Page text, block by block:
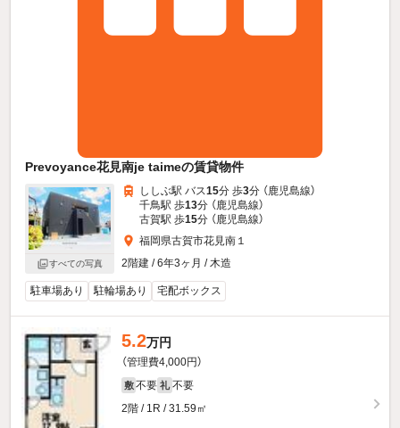
Prevoyance花見南je taimeの賃貸物件
すべての写真
ししぶ駅 バス15分 歩3分 （鹿児島線）
千鳥駅 歩13分 （鹿児島線）
古賀駅 歩15分 （鹿児島線）
福岡県古賀市花見南１
2階建 / 6年3ヶ月 / 木造
駐車場あり 駐輪場あり 宅配ボックス
5.2万円
（管理費4,000円）
敷 不要 礼 不要
2階 / 1R / 31.59㎡